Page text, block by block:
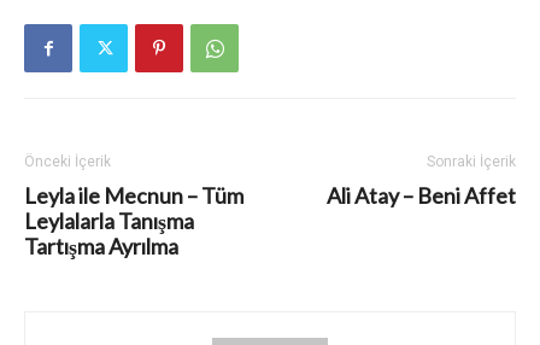
Önceki İçerik
Leyla ile Mecnun – Tüm
Leylalarla Tanışma
Tartışma Ayrılma
Sonraki İçerik
Ali Atay – Beni Affet